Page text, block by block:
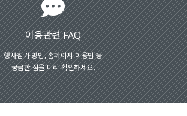
이용관련 FAQ
행사참가 방법, 홈페이지 이용법 등
궁금한 점을 미리 확인하세요.